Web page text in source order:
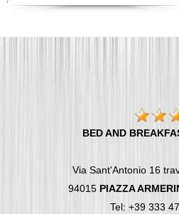
BED AND
Via Sant'Antonio 16
94015 PIAZZA
Tel: +39 333